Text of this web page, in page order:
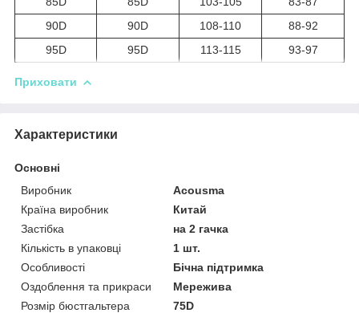
90D
90D 108-110
88-92
95D
95D 113-115 93-97
Приховати
Характеристики
Основні
Виробник
Acousma
Країна виробник
Китай
Застібка
на 2 гачка
Кількість в упаковці
1 шт.
Особливості
Бічна підтримка
Оздоблення та прикраси
Мережива
Розмір бюстгальтера
75D